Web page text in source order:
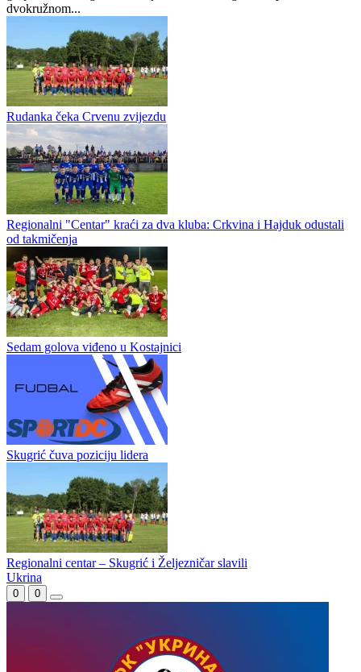
Poznat sastav Regionalne lige, grupa Centar
Danas je Upravi odbor Područnog fudbalskog saveza Doboja
usvojio listu klubova učesnika Regionalne lige Republike Srpske,
grupa Centar. Liga će da broji 14 klubova i igraće se po
dvokružnom...
Rudanka čeka Crvenu zvijezdu
Regionalni "Centar" kraći za dva kluba: Crkvina i Hajduk odustali
od takmičenja
Sedam golova viđeno u Kostajnici